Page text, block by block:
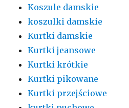
Koszule damskie
koszulki damskie
Kurtki damskie
Kurtki jeansowe
Kurtki krótkie
Kurtki pikowane
Kurtki przejściowe